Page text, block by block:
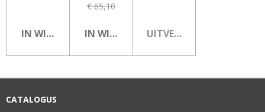
IN WINKELWAGEN
€ 65,10
IN WINKELWAGENUITVERKOCHT
CATALOGUS